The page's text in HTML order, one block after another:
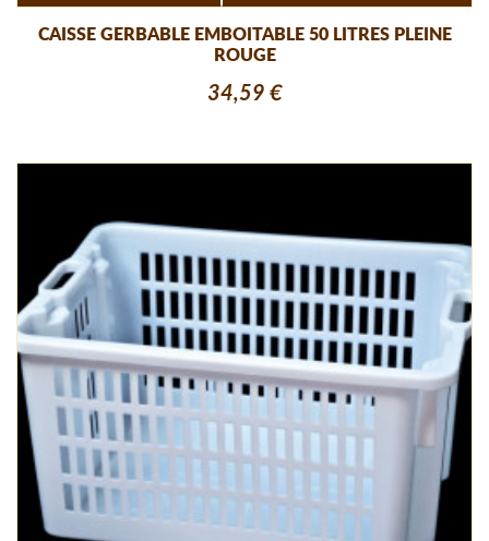
CAISSE GERBABLE EMBOITABLE 50 LITRES PLEINE
ROUGE
34,59 €